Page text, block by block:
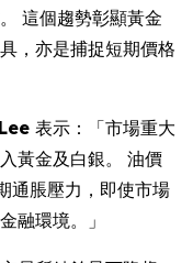
這個趨勢彰顯黃金
，亦是捕捉短期價格
表示：「市場重大
黃金及白銀。 油價
通脹壓力，即使市場
融環境。」